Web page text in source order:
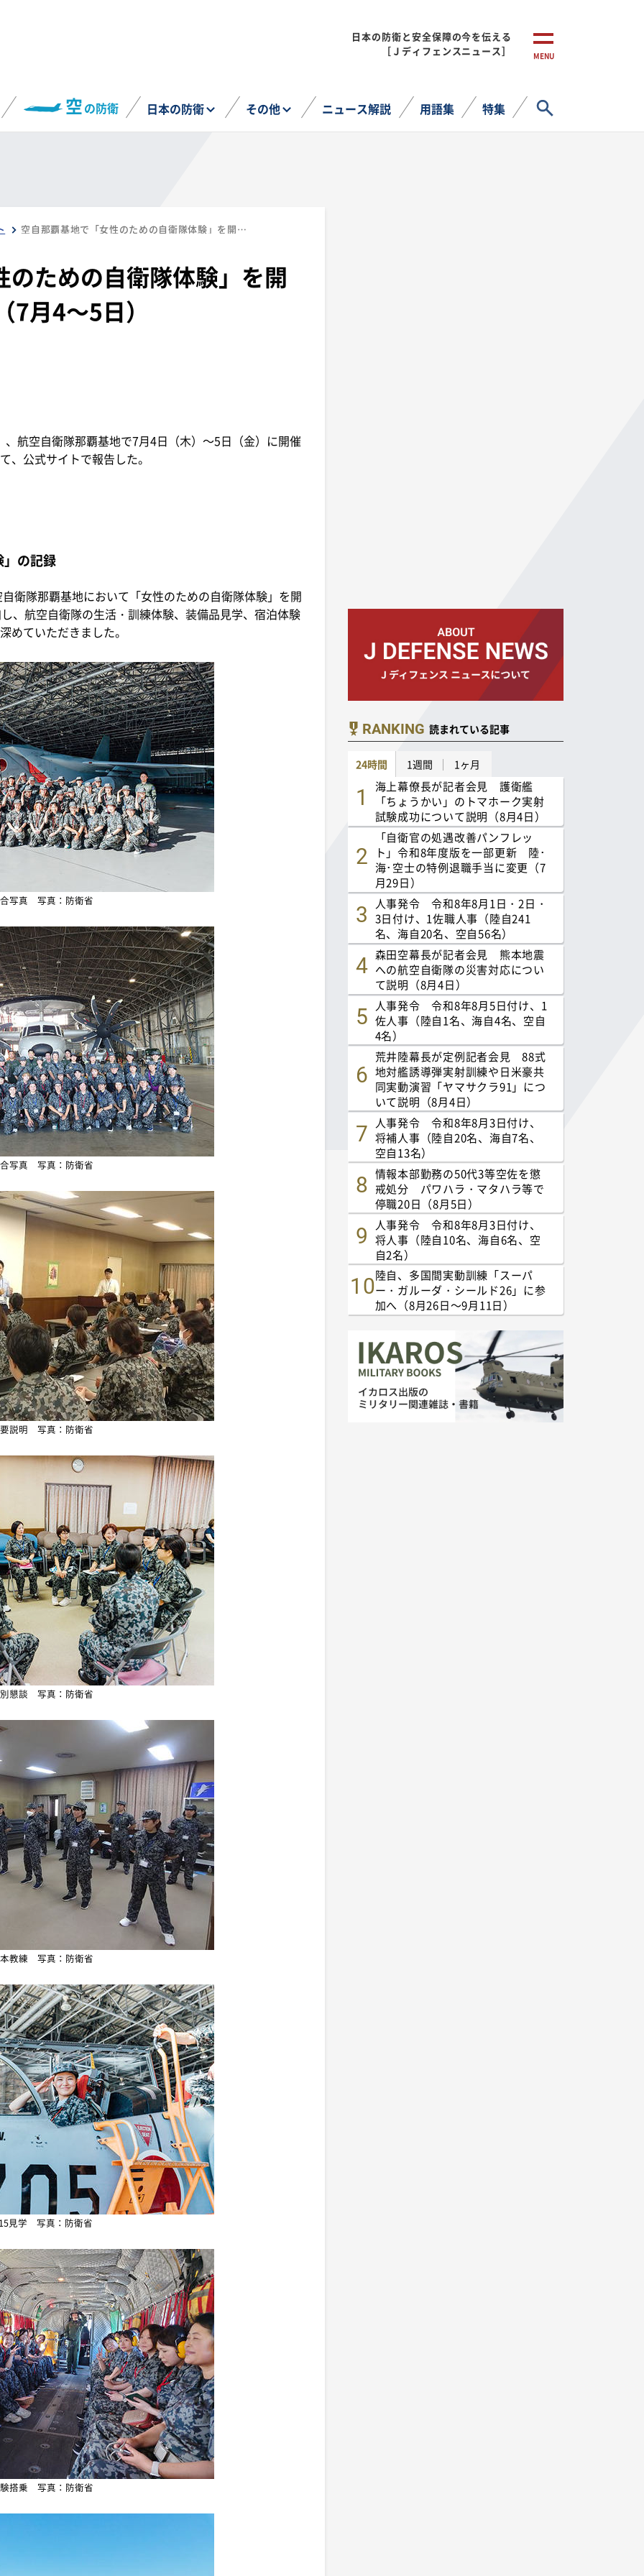
日本の防衛と安全保障の今を伝える
［Ｊディフェンスニュース］
MENU
空の防衛 日本の防衛 その他 ニュース解説 用語集 特集
空自那覇基地で「女性のための自衛隊体験」を開催、合計37名が参加（7月4～5日）
ための自衛隊体験」を開
月4～5日）
航空自衛隊那覇基地で7月4日（木）～5日（金）に開催
、公式サイトで報告した。
の記録
隊那覇基地において「女性のための自衛隊体験」を開
、航空自衛隊の生活・訓練体験、装備品見学、宿泊体験
めていただきました。
写真 写真：防衛省
写真 写真：防衛省
説明 写真：防衛省
懇談 写真：防衛省
教練 写真：防衛省
見学 写真：防衛省
搭乗 写真：防衛省
RANKING 読まれている記事
24時間 1週間 1ヶ月
海上幕僚長が記者会見 護衛艦
「ちょうかい」のトマホーク実射
試験成功について説明（8月4日）
「自衛官の処遇改善パンフレッ
ト」令和8年度版を一部更新 陸･
海･空士の特例退職手当に変更（7
月29日）
人事発令 令和8年8月1日・2日・
3日付け、1佐職人事（陸自241
名、海自20名、空自56名）
森田空幕長が記者会見 熊本地震
への航空自衛隊の災害対応につい
て説明（8月4日）
人事発令 令和8年8月5日付け、1
佐人事（陸自1名、海自4名、空自
4名）
荒井陸幕長が定例記者会見 88式
地対艦誘導弾実射訓練や日米豪共
同実動演習「ヤマサクラ91」につ
いて説明（8月4日）
人事発令 令和8年8月3日付け、
将補人事（陸自20名、海自7名、
空自13名）
情報本部勤務の50代3等空佐を懲
戒処分 パワハラ・マタハラ等で
停職20日（8月5日）
人事発令 令和8年8月3日付け、
将人事（陸自10名、海自6名、空
自2名）
陸自、多国間実動訓練「スーパ
ー・ガルーダ・シールド26」に参
加へ（8月26日～9月11日）